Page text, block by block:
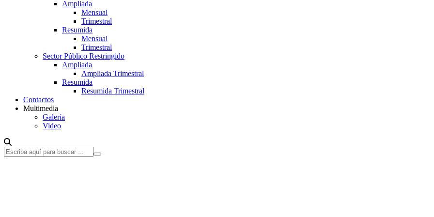
Ampliada
Mensual
Trimestral
Resumida
Mensual
Trimestral
Sector Público Restringido
Ampliada
Ampliada Trimestral
Resumida
Resumida Trimestral
Contactos
Multimedia
Galería
Video